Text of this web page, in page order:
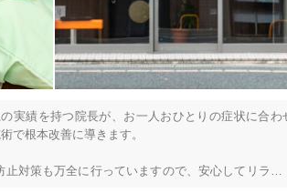
実績を持つ院長が、お一人おひとりの症状に合わ
で根本改善に導きます。
対策も万全に行っていますので、安心してリラッ